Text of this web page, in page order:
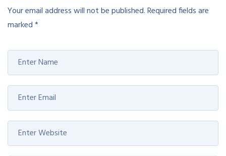
Your email address will not be published.Required fields are
marked*